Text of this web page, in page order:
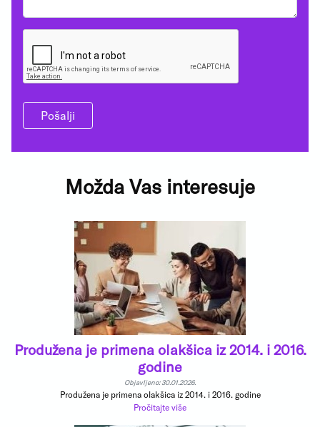
Pošalji
Možda Vas interesuje
Produžena je primena olakšica iz 2014. i 2016.
godine
Objavljeno: 30.01.2026.
Produžena je primena olakšica iz 2014. i 2016. godine
Pročitajte više